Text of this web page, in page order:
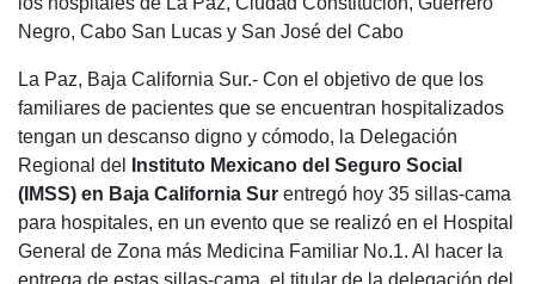
Negro, Cabo San Lucas y San José del Cabo
La Paz, Baja California Sur.- Con el objetivo de que los
familiares de pacientes que se encuentran hospitalizados
tengan un descanso digno y cómodo, la Delegación
Regional del
Instituto Mexicano del Seguro Social
(IMSS) en Baja California Sur entregó hoy 35 sillas-cama
para hospitales, en un evento que se realizó en el Hospital
General de Zona más Medicina Familiar No.1. Al hacer la
entrega de estas sillas-cama, el titular de la delegación del